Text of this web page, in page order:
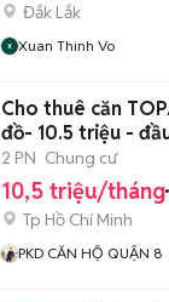
Đắk Lắk
Xuan Thinh Vo
Cho thuê căn
đồ- 10.5 triệu -
2 PN Chung cư
10,5 triệu/tháng
Tp Hồ Chí Minh
PKD CĂN HỘ QUẬN 8